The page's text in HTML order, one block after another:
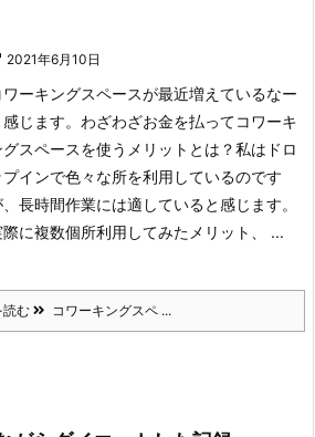
2021年6月10日
ワーキングスペースが最近増えているなー
感じます。わざわざお金を払ってコワーキ
グスペースを使うメリットとは？私はドロ
プインで色々な所を利用しているのです
長時間作業には適していると感じます。
際に複数個所利用してみたメリット、 ...
読む コワーキングスペ ...